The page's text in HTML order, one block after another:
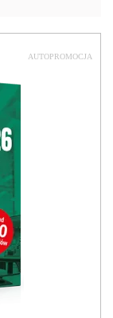
AUTOPROMOCJA